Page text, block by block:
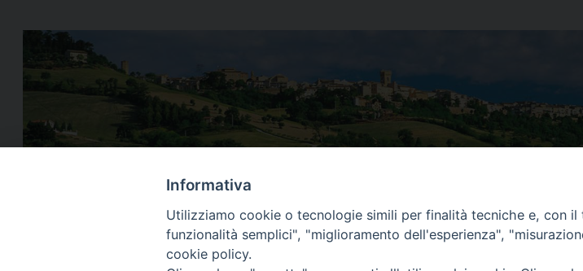
Informativa
Utilizziamo cookie o tecnologie simili per finalità tecniche e, con
funzionalità semplici", "miglioramento dell'esperienza",
cookie policy.